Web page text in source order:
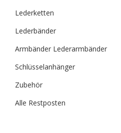
Lederketten
Lederbänder
Armbänder Lederarmbänder
Schlüsselanhänger
Zubehör
Alle Restposten